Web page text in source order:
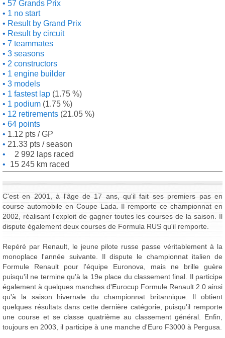
57 Grands Prix
1 no start
Result by Grand Prix
Result by circuit
7 teammates
3 seasons
2 constructors
1 engine builder
3 models
1 fastest lap (1.75 %)
1 podium (1.75 %)
12 retirements (21.05 %)
64 points
1.12 pts / GP
21.33 pts / season
2 992 laps raced
15 245 km raced
C'est en 2001, à l'âge de 17 ans, qu'il fait ses premiers pas en
course automobile en Coupe Lada. Il remporte ce championnat en
2002, réalisant l'exploit de gagner toutes les courses de la saison. Il
dispute également deux courses de Formula RUS qu'il remporte.
Repéré par Renault, le jeune pilote russe passe véritablement à la
monoplace l'année suivante. Il dispute le championnat italien de
Formule Renault pour l'équipe Euronova, mais ne brille guère
puisqu'il ne termine qu'à la 19e place du classement final. Il participe
également à quelques manches d'Eurocup Formule Renault 2.0 ainsi
qu'à la saison hivernale du championnat britannique. Il obtient
quelques résultats dans cette dernière catégorie, puisqu'il remporte
une course et se classe quatrième au classement général. Enfin,
toujours en 2003, il participe à une manche d'Euro F3000 à Pergusa.